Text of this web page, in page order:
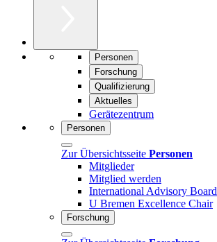
Personen
Forschung
Qualifizierung
Aktuelles
Gerätezentrum
Personen
Zur Übersichtsseite Personen
Mitglieder
Mitglied werden
International Advisory Board
U Bremen Excellence Chair
Forschung